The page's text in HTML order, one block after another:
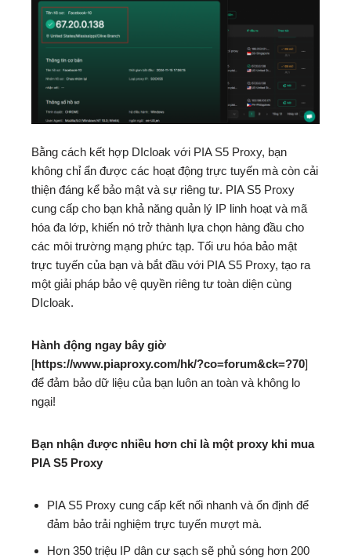
Bằng cách kết hợp DIcloak với PIA S5 Proxy, bạn
không chỉ ẩn được các hoạt động trực tuyến mà còn cải
thiện đáng kể bảo mật và sự riêng tư. PIA S5 Proxy
cung cấp cho bạn khả năng quản lý IP linh hoạt và mã
hóa đa lớp, khiến nó trở thành lựa chọn hàng đầu cho
các môi trường mạng phức tạp. Tối ưu hóa bảo mật
trực tuyến của bạn và bắt đầu với PIA S5 Proxy, tạo ra
một giải pháp bảo vệ quyền riêng tư toàn diện cùng
DIcloak.
Hành động ngay bây giờ
[https://www.piaproxy.com/hk/?co=forum&ck=?70]
để đảm bảo dữ liệu của bạn luôn an toàn và không lo
ngại!
Bạn nhận được nhiều hơn chỉ là một proxy khi mua
PIA S5 Proxy
PIA S5 Proxy cung cấp kết nối nhanh và ổn định để
đảm bảo trải nghiệm trực tuyến mượt mà.
Hơn 350 triệu IP dân cư sạch sẽ phủ sóng hơn 200